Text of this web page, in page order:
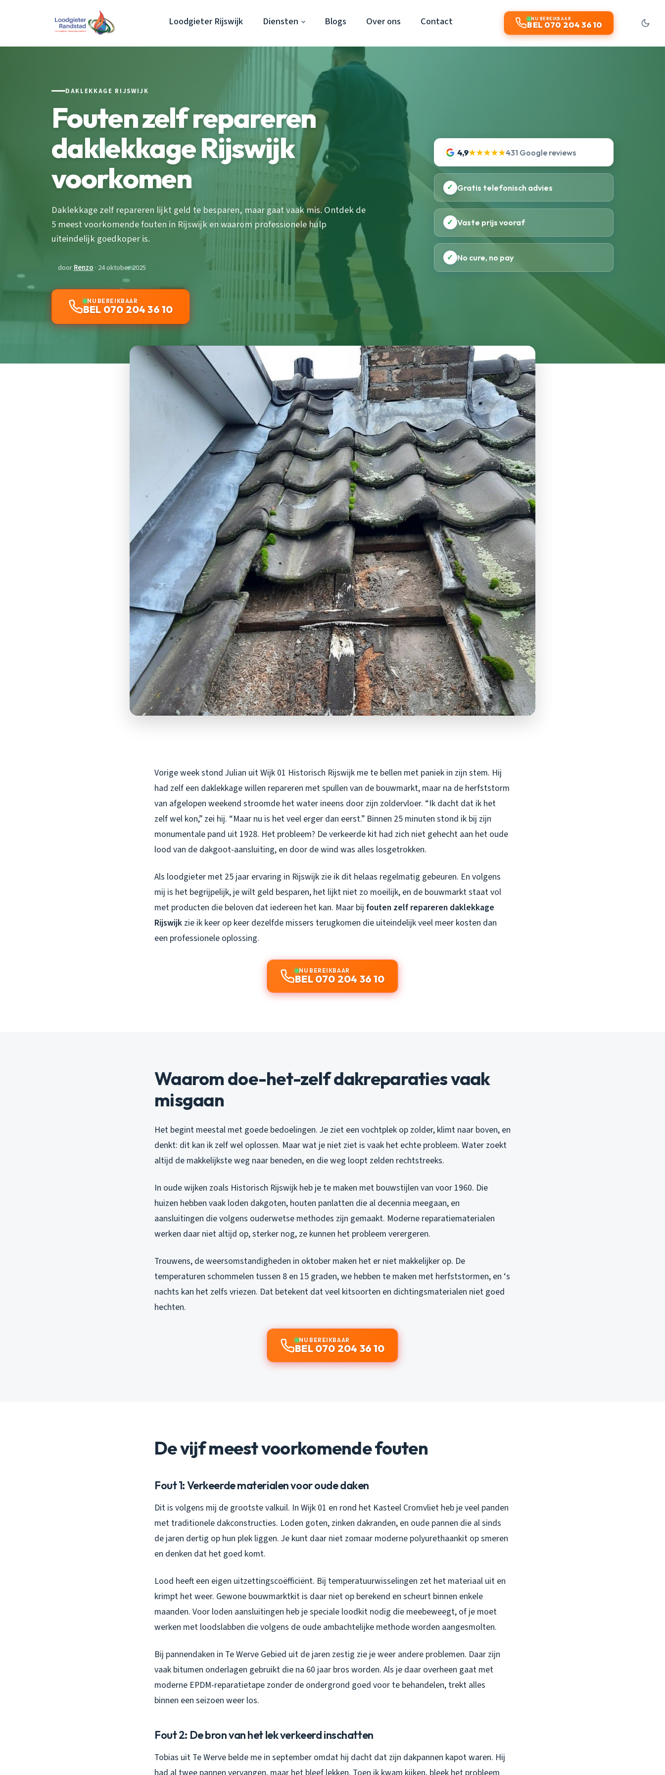
Loodgieter Rijswijk Diensten Blogs Over ons Contact NU BEREIKBAAR
BEL 070 204 36 10
DAKLEKKAGE RIJSWIJK
Fouten zelf repareren
daklekkage Rijswijk
voorkomen
Daklekkage zelf repareren lijkt geld te besparen, maar gaat vaak mis. Ontdek de
5 meest voorkomende fouten in Rijswijk en waarom professionele hulp
uiteindelijk goedkoper is.
doorRenzo · 24 oktober 2025
NU BEREIKBAAR
BEL 070 204 36 10
4,9★★★★★431 Google reviews
✓ Gratis telefonisch advies
✓ Vaste prijs vooraf
✓ No cure, no pay
Vorige week stond Julian uit Wijk 01 Historisch Rijswijk me te bellen met paniek in zijn stem. Hij
had zelf een daklekkage willen repareren met spullen van de bouwmarkt, maar na de herfststorm
van afgelopen weekend stroomde het water ineens door zijn zoldervloer. “Ik dacht dat ik het
zelf wel kon,” zei hij. “Maar nu is het veel erger dan eerst.” Binnen 25 minuten stond ik bij zijn
monumentale pand uit 1928. Het probleem? De verkeerde kit had zich niet gehecht aan het oude
lood van de dakgoot-aansluiting, en door de wind was alles losgetrokken.
Als loodgieter met 25 jaar ervaring in Rijswijk zie ik dit helaas regelmatig gebeuren. En volgens
mij is het begrijpelijk, je wilt geld besparen, het lijkt niet zo moeilijk, en de bouwmarkt staat vol
met producten die beloven dat iedereen het kan. Maar bij fouten zelf repareren daklekkage
Rijswijk zie ik keer op keer dezelfde missers terugkomen die uiteindelijk veel meer kosten dan
een professionele oplossing.
NU BEREIKBAAR
BEL 070 204 36 10
Waarom doe-het-zelf dakreparaties vaak
misgaan
Het begint meestal met goede bedoelingen. Je ziet een vochtplek op zolder, klimt naar boven, en
denkt: dit kan ik zelf wel oplossen. Maar wat je niet ziet is vaak het echte probleem. Water zoekt
altijd de makkelijkste weg naar beneden, en die weg loopt zelden rechtstreeks.
In oude wijken zoals Historisch Rijswijk heb je te maken met bouwstijlen van voor 1960. Die
huizen hebben vaak loden dakgoten, houten panlatten die al decennia meegaan, en
aansluitingen die volgens ouderwetse methodes zijn gemaakt. Moderne reparatiematerialen
werken daar niet altijd op, sterker nog, ze kunnen het probleem verergeren.
Trouwens, de weersomstandigheden in oktober maken het er niet makkelijker op. De
temperaturen schommelen tussen 8 en 15 graden, we hebben te maken met herfststormen, en ‘s
nachts kan het zelfs vriezen. Dat betekent dat veel kitsoorten en dichtingsmaterialen niet goed
hechten.
NU BEREIKBAAR
BEL 070 204 36 10
De vijf meest voorkomende fouten
Fout 1: Verkeerde materialen voor oude daken
Dit is volgens mij de grootste valkuil. In Wijk 01 en rond het Kasteel Cromvliet heb je veel panden
met traditionele dakconstructies. Loden goten, zinken dakranden, en oude pannen die al sinds
de jaren dertig op hun plek liggen. Je kunt daar niet zomaar moderne polyurethaankit op smeren
en denken dat het goed komt.
Lood heeft een eigen uitzettingscoëfficiënt. Bij temperatuurwisselingen zet het materiaal uit en
krimpt het weer. Gewone bouwmarktkit is daar niet op berekend en scheurt binnen enkele
maanden. Voor loden aansluitingen heb je speciale loodkit nodig die meebeweegt, of je moet
werken met loodslabben die volgens de oude ambachtelijke methode worden aangesmolten.
Bij pannendaken in Te Werve Gebied uit de jaren zestig zie je weer andere problemen. Daar zijn
vaak bitumen onderlagen gebruikt die na 60 jaar bros worden. Als je daar overheen gaat met
moderne EPDM-reparatietape zonder de ondergrond goed voor te behandelen, trekt alles
binnen een seizoen weer los.
Fout 2: De bron van het lek verkeerd inschatten
Tobias uit Te Werve belde me in september omdat hij dacht dat zijn dakpannen kapot waren. Hij